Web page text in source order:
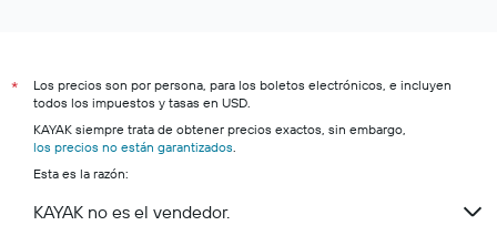
*
Los precios son por persona, para los boletos electrónicos, e incluyen
todos los impuestos y tasas en USD.
KAYAK siempre trata de obtener precios exactos, sin embargo,
los precios no están garantizados.
Esta es la razón:
KAYAK no es el vendedor.